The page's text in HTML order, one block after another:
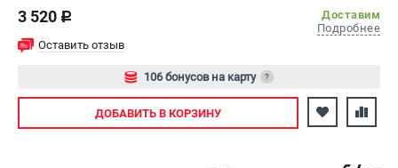
3 520 c
Доставим
Подробнее
Оставить отзыв
106 бонусов на карту ?
Авторизуйтесь
ДОБАВИТЬ В КОРЗИНУ